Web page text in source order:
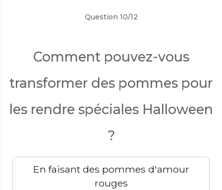
Question 10/12
Comment pouvez-vous
transformer des pommes pour
les rendre spéciales Halloween
?
En faisant des pommes d'amour
rouges